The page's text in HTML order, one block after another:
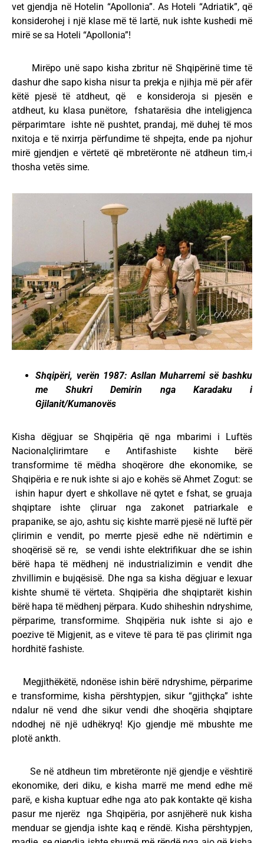
vet gjendja në Hotelin “Apollonia”. As Hoteli “Adriatik”, që
konsiderohej i një klase më të lartë, nuk ishte kushedi më
mirë se sa Hoteli “Apollonia”!
Mirëpo unë sapo kisha zbritur në Shqipërinë time të
dashur dhe sapo kisha nisur ta prekja e njihja më për afër
këtë pjesë të atdheut, që e konsideroja si pjesën e
atdheut, ku klasa punëtore, fshatarësia dhe inteligjenca
përparimtare ishte në pushtet, prandaj, më duhej të mos
nxitoja e të nxirrja përfundime të shpejta, ende pa njohur
mirë gjendjen e vërtetë që mbretëronte në atdheun tim,-i
thosha vetës sime.
Shqipëri, verën 1987: Asllan Muharremi së bashku
me Shukri Demirin nga Karadaku i
Gjilanit/Kumanovës
Kisha dëgjuar se Shqipëria që nga mbarimi i Luftës
Nacionalçlirimtare e Antifashiste kishte bërë
transformime të mëdha shoqërore dhe ekonomike, se
Shqipëria e re nuk ishte si ajo e kohës së Ahmet Zogut: se
ishin hapur dyert e shkollave në qytet e fshat, se gruaja
shqiptare ishte çliruar nga zakonet patriarkale e
prapanike, se ajo, ashtu siç kishte marrë pjesë në luftë për
çlirimin e vendit, po merrte pjesë edhe në ndërtimin e
shoqërisë së re, se vendi ishte elektrifikuar dhe se ishin
bërë hapa të mëdhenj në industrializimin e vendit dhe
zhvillimin e bujqësisë. Dhe nga sa kisha dëgjuar e lexuar
kishte shumë të vërteta. Shqipëria dhe shqiptarët kishin
bërë hapa të mëdhenj përpara. Kudo shiheshin ndryshime,
përparime, transformime. Shqipëria nuk ishte si ajo e
poezive të Migjenit, as e viteve të para të pas çlirimit nga
hordhitë fashiste.
Megjithëkëtë, ndonëse ishin bërë ndryshime, përparime
e transformime, kisha përshtypjen, sikur “gjithçka” ishte
ndalur në vend dhe sikur vendi dhe shoqëria shqiptare
ndodhej në një udhëkryq! Kjo gjendje më mbushte me
plotë ankth.
Se në atdheun tim mbretëronte një gjendje e vështirë
ekonomike, deri diku, e kisha marrë me mend edhe më
parë, e kisha kuptuar edhe nga ato pak kontakte që kisha
pasur me njerëz nga Shqipëria, por asnjëherë nuk kisha
menduar se gjendja ishte kaq e rëndë. Kisha përshtypjen,